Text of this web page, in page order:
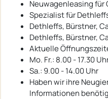
Neuwagenleasing
Spezialist für
Dethleffs, Bürstner,
Dethleffs, Bürstner,
Aktuelle
Mo. Fr.: 8.00 - 17.30
Sa.: 9.00 - 14.00 Uhr
Haben wir ihre
Informationen